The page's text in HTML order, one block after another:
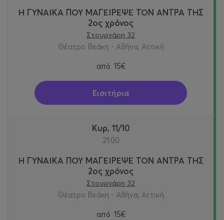
Η ΓΥΝΑΙΚΑ ΠΟΥ ΜΑΓΕΙΡΕΨΕ ΤΟΝ ΑΝΤΡΑ ΤΗΣ
2ος χρόνος
Στουρνάρη 32
Θέατρο Βεάκη - Αθήνα, Αττική
από 15€
Εισιτήρια
Κυρ, 11/10
21:00
Η ΓΥΝΑΙΚΑ ΠΟΥ ΜΑΓΕΙΡΕΨΕ ΤΟΝ ΑΝΤΡΑ ΤΗΣ
2ος χρόνος
Στουρνάρη 32
Θέατρο Βεάκη - Αθήνα, Αττική
από 15€